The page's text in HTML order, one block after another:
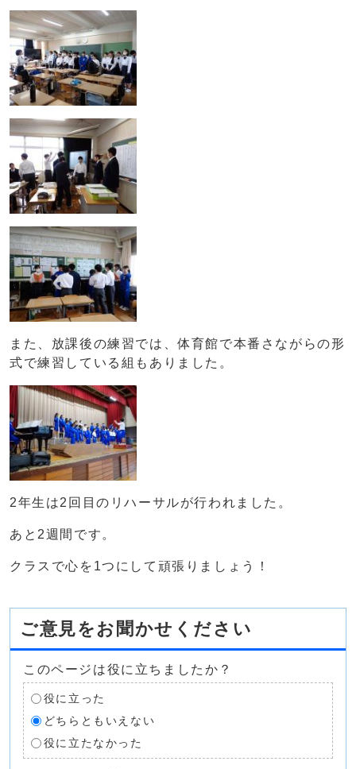
また、放課後の練習では、体育館で本番さながらの形
式で練習している組もありました。
2年生は2回目のリハーサルが行われました。
あと2週間です。
クラスで心を1つにして頑張りましょう！
ご意見をお聞かせください
このページは役に立ちましたか？
役に立った
どちらともいえない
役に立たなかった